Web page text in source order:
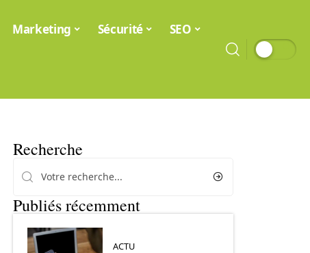
Marketing Sécurité SEO
Recherche
Publiés récemment
ACTU